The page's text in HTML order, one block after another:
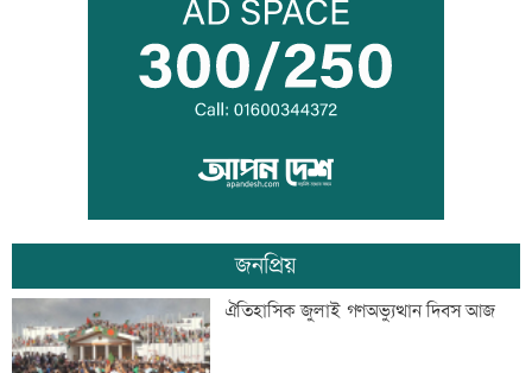
জাপানে টাইফুন ‘ডলফিনে’র তাণ্ডবে ৫০০
ফ্লাইট বাতিল
প্রস্তুতি ম্যাচে তাইজুলের চোট
বাংলাদেশসহ ১৪ দেশের প্রতিরক্ষা জোটে
কমান্ডার নিয়োগ
জনপ্রিয়
ঐতিহাসিক জুলাই গণঅভ্যুত্থান দিবস আজ